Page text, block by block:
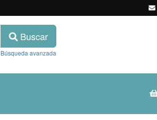
Buscar
Búsqueda avanzada